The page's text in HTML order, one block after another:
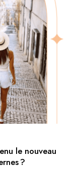
le nouveau
?